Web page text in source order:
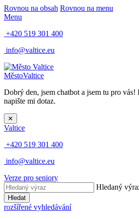
Rovnou na obsah Rovnou na menu
Menu
+420 519 301 400
info@valtice.eu
MěstoValtice
Dobrý den, jsem chatbot a jsem tu pro
napište mi dotaz.
✕
Valtice
+420 519 301 400
info@valtice.eu
Verze pro seniory
Hledaný
Hledat
rozšířené vyhledávání